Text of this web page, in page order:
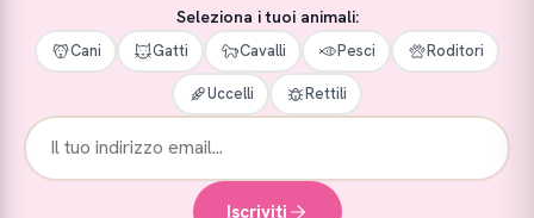
Seleziona i tuoi animali:
Cani Gatti Cavalli Pesci Roditori
Uccelli Rettili
Iscriviti